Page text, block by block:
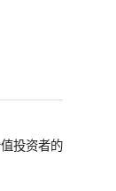
投资者的